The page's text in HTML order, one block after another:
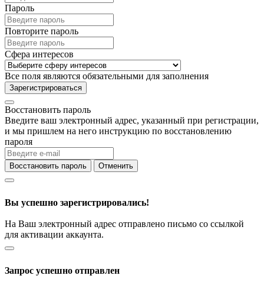
Пароль
Повторите пароль
Сфера интересов
Все поля являются обязательными для заполнения
Зарегистрироваться
Восстановить пароль
Введите ваш электронный адрес, указанный при регистрации,
и мы пришлем на него инструкцию по восстановлению
пароля
Восстановить пароль Отменить
Вы успешно зарегистрировались!
На Ваш электронный адрес отправлено письмо со ссылкой
для активации аккаунта.
Запрос успешно отправлен